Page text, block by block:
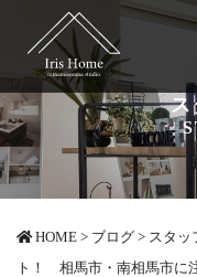
ス
HOME > ブログ > スタッ
ト！ 相馬市・南相馬市に